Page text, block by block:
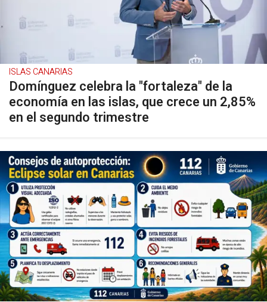
ISLAS CANARIAS
Domínguez celebra la "fortaleza" de la
economía en las islas, que crece un 2,85%
en el segundo trimestre